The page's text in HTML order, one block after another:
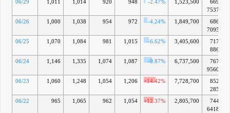
06/29
1,011 1,014 920 948 -2.47% 1,523,500
669億
7537万
06/26
1,000 1,038 954 972 -4.24% 1,849,700
686億
7095万
06/25
1,070 1,084 981 1,015 -6.62% 3,405,600
717億
886万
06/24
1,146 1,335 1,074 1,087 -9.87% 6,737,500
767億
9560万
06/23
1,060 1,248 1,054 1,206 +14.42% 7,728,700
852億
285万
06/22
965 1,065 962 1,054 +12.37% 2,805,700
744億
6418万